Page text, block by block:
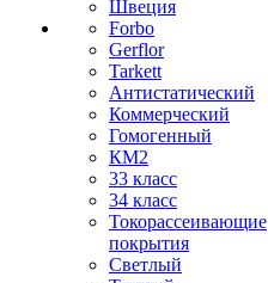
Швеция
Forbo
Gerflor
Tarkett
Антистатический
Коммерческий
Гомогенный
КМ2
33 класс
34 класс
Токорассеивающие
покрытия
Светлый